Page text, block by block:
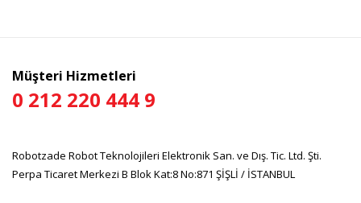
Müşteri Hizmetleri
0 212 220 444 9
Robotzade Robot Teknolojileri Elektronik San. ve Dış. Tic. Ltd. Şti.
Perpa Ticaret Merkezi B Blok Kat:8 No:871 ŞİŞLİ / İSTANBUL